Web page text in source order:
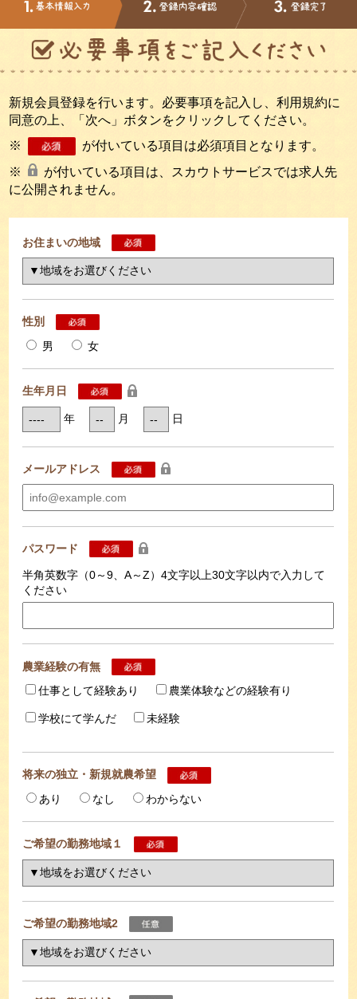
新規会員登録を行います。必要事項を記入し、利用規約に
同意の上、「次へ」ボタンをクリックしてください。
※
が付いている項目は必須項目となります。
※
が付いている項目は、スカウトサービスでは求人先
に公開されません。
お住まいの地域
性別
男
女
生年月日
年 月 日
メールアドレス
パスワード
半角英数字（0～9、A～Z）4文字以上30文字以内で入力して
ください
農業経験の有無
仕事として経験あり
農業体験などの経験有り
学校にて学んだ 未経験
将来の独立・新規就農希望
あり
なし わからない
ご希望の勤務地域１
ご希望の勤務地域2